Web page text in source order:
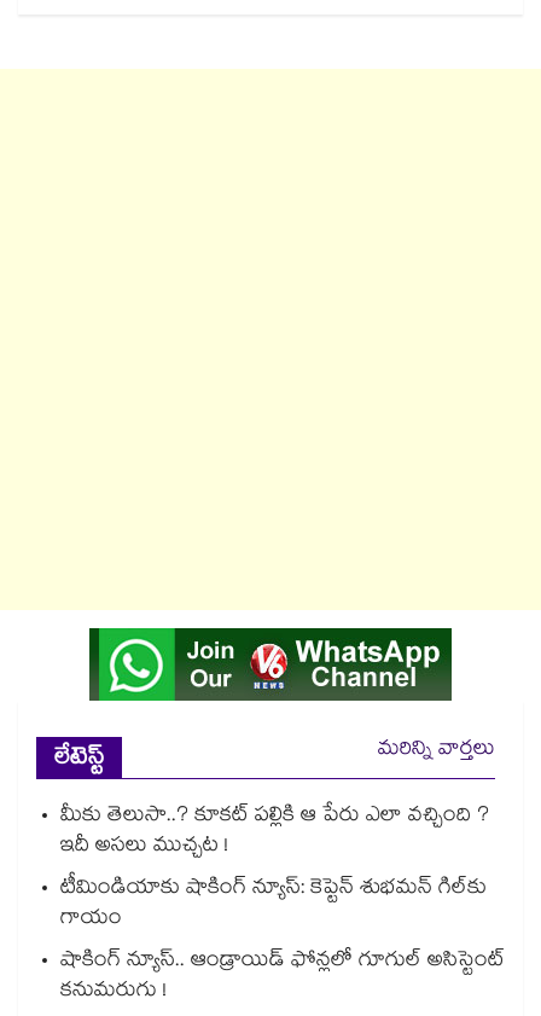
లేటెస్ట్
మరిన్ని వార్తలు
మీకు తెలుసా..? కూకట్ పల్లికి ఆ పేరు ఎలా వచ్చింది ?
ఇదీ అసలు ముచ్చట !
టీమిండియాకు షాకింగ్ న్యూస్: కెప్టెన్ శుభమన్ గిల్‎కు
గాయం
షాకింగ్ న్యూస్.. ఆండ్రాయిడ్ ఫోన్లలో గూగుల్ అసిస్టెంట్
కనుమరుగు !